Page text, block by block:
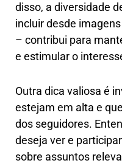
disso, a diversidade
incluir desde
– contribui para
e estimular o
Outra dica valiosa é
estejam em alta e
dos seguidores.
deseja ver e
sobre assuntos